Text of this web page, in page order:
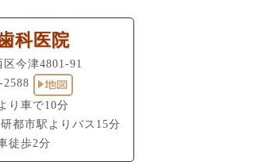
科医院
今津4801-91
2588
り車で10分
都市駅よりバス15分
徒歩2分